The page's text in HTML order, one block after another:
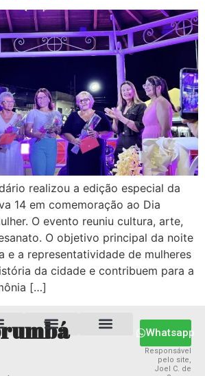
realizou a edição especial da
14 em comemoração ao Dia
O evento reuniu cultura, arte,
O objetivo principal da noite
e a representatividade de mulheres
da cidade e contribuem para a
[…]
Whatsapp
Responsável
pelo site,
Joel C. de